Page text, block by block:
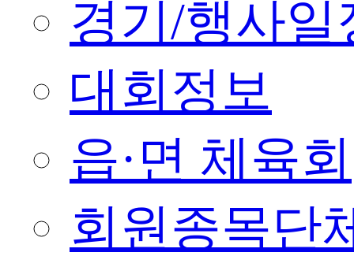
경기/행사일
대회정보
읍·면 체육회
회원종목단